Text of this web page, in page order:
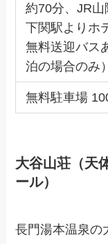
約70分、JR
下関駅よりホ
無料送迎バス
泊の場合のみ）
無料駐車場
大谷山荘（天
ール）
長門湯本温泉の